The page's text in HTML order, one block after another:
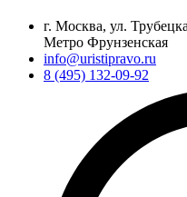
г. Москва, ул.
Метро Фрунзенская
info@uristipravo.ru
8 (495) 132-09-92